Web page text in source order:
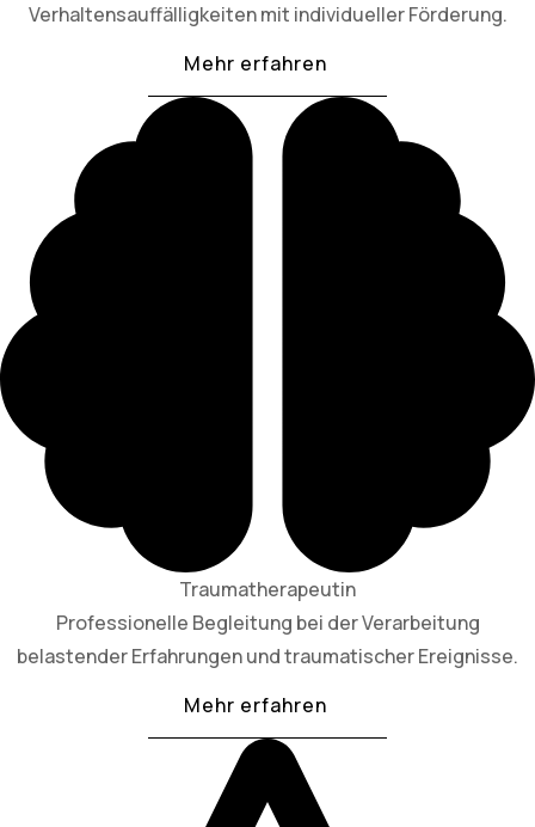
Verhaltensauffälligkeiten mit individueller Förderung.
Mehr erfahren
Traumatherapeutin
Professionelle Begleitung bei der Verarbeitung
belastender Erfahrungen und traumatischer Ereignisse.
Mehr erfahren